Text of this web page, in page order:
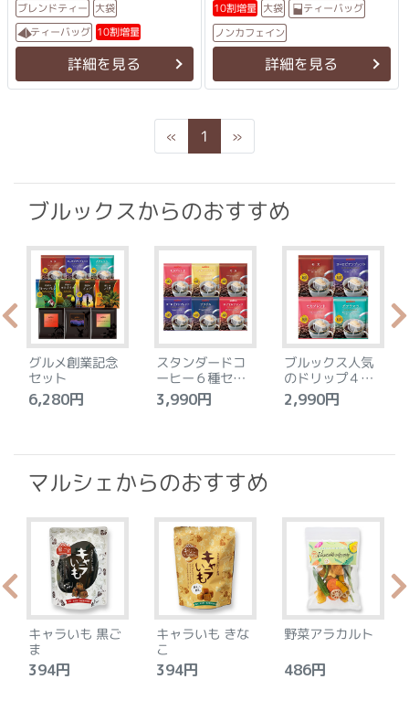
ブレンドティー 大袋
ティーバッグ 10割増量
詳細を見る
10割増量 大袋 ティーバッグ
ノンカフェイン
詳細を見る
« Previous
1 »Next
ブルックスからのおすすめ
グルメ創業記念
セット
6,280円
スタンダードコ
ーヒー６種セッ
ト
3,990円
ブルックス人気
のドリップ４種
セット
2,990円
マルシェからのおすすめ
キャラいも 黒ご
ま
394円
キャラいも きな
こ
394円
野菜アラカルト
486円